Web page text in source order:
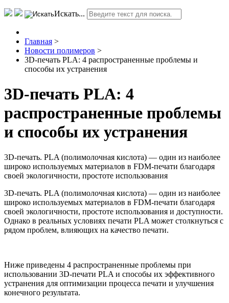
Искать...
Главная >
Новости полимеров >
3D-печать PLA: 4 распространенные проблемы и
способы их устранения
3D-печать PLA: 4
распространенные проблемы
и способы их устранения
3D-печать. PLA (полимолочная кислота) — один из наиболее
широко используемых материалов в FDM-печати благодаря
своей экологичности, простоте использования
3D-печать. PLA (полимолочная кислота) — один из наиболее
широко используемых материалов в FDM-печати благодаря
своей экологичности, простоте использования и доступности.
Однако в реальных условиях печати PLA может столкнуться с
рядом проблем, влияющих на качество печати.
Ниже приведены 4 распространенные проблемы при
использовании 3D-печати PLA и способы их эффективного
устранения для оптимизации процесса печати и улучшения
конечного результата.